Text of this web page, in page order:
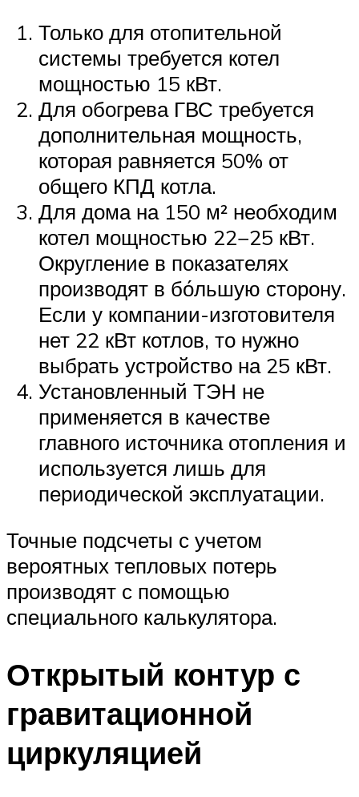
Только для отопительной
системы требуется котел
мощностью 15 кВт.
Для обогрева ГВС требуется
дополнительная мощность,
которая равняется 50% от
общего КПД котла.
Для дома на 150 м² необходим
котел мощностью 22−25 кВт.
Округление в показателях
производят в бо́льшую сторону.
Если у компании-изготовителя
нет 22 кВт котлов, то нужно
выбрать устройство на 25 кВт.
Установленный ТЭН не
применяется в качестве
главного источника отопления и
используется лишь для
периодической эксплуатации.
Точные подсчеты с учетом
вероятных тепловых потерь
производят с помощью
специального калькулятора.
Открытый контур с
гравитационной
циркуляцией